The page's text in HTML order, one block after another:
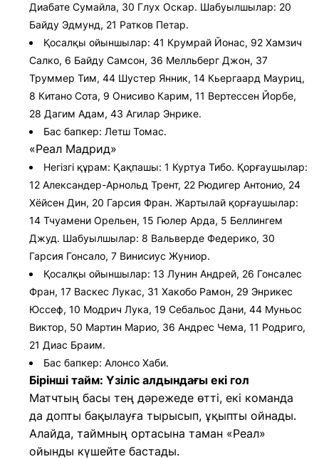
Диабате Сумайла, 30 Глух Оскар. Шабуылшылар: 20
Байду Эдмунд, 21 Ратков Петар.
Қосалқы ойыншылар: 41 Крумрай Йонас, 92 Хамзич
Салко, 6 Байду Самсон, 36 Мелльберг Джон, 37
Труммер Тим, 44 Шустер Янник, 14 Кьергаард Мауриц,
8 Китано Сота, 9 Онисиво Карим, 11 Вертессен Йорбе,
28 Дагим Адам, 43 Агилар Энрике.
Бас бапкер: Летш Томас.
«Реал Мадрид»
Негізгі құрам: Қақпашы: 1 Куртуа Тибо. Қорғаушылар:
12 Александер-Арнольд Трент, 22 Рюдигер Антонио, 24
Хёйсен Дин, 20 Гарсия Фран. Жартылай қорғаушылар:
14 Тчуамени Орельен, 15 Гюлер Арда, 5 Беллингем
Джуд. Шабуылшылар: 8 Вальверде Федерико, 30
Гарсия Гонсало, 7 Винисиус Жуниор.
Қосалқы ойыншылар: 13 Лунин Андрей, 26 Гонсалес
Фран, 17 Васкес Лукас, 31 Хакобо Рамон, 29 Энрикес
Юссеф, 10 Модрич Лука, 19 Себальос Дани, 44 Муньос
Виктор, 50 Мартин Марио, 36 Андрес Чема, 11 Родриго,
21 Диас Браим.
Бас бапкер: Алонсо Хаби.
Бірінші тайм: Үзіліс алдындағы екі гол
Матчтың басы тең дәрежеде өтті, екі команда
да допты бақылауға тырысып, ұқыпты ойнады.
Алайда, таймның ортасына таман «Реал»
ойынды күшейте бастады.